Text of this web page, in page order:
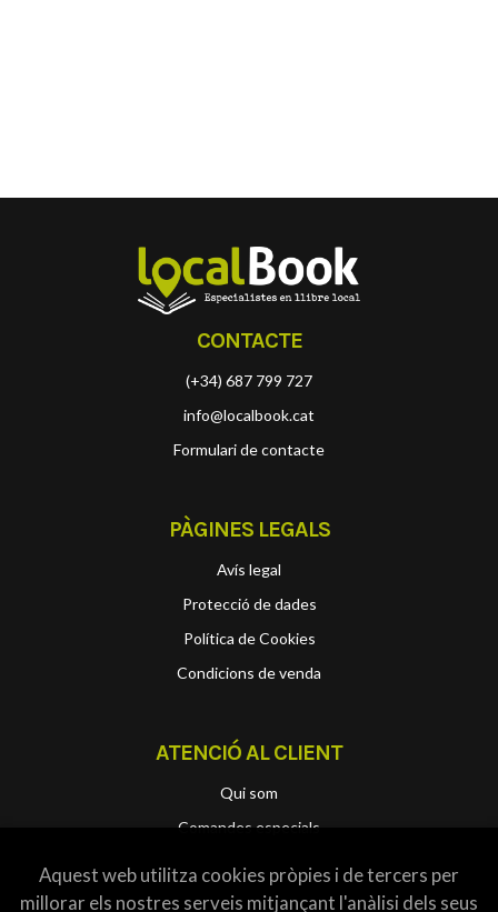
CONTACTE
(+34) 687 799 727
info@localbook.cat
Formulari de contacte
PÀGINES LEGALS
Avís legal
Protecció de dades
Política de Cookies
Condicions de venda
ATENCIÓ AL CLIENT
Qui som
Comandes especials
Aquest web utilitza cookies pròpies i de tercers per
millorar els nostres serveis mitjançant l'anàlisi dels seus